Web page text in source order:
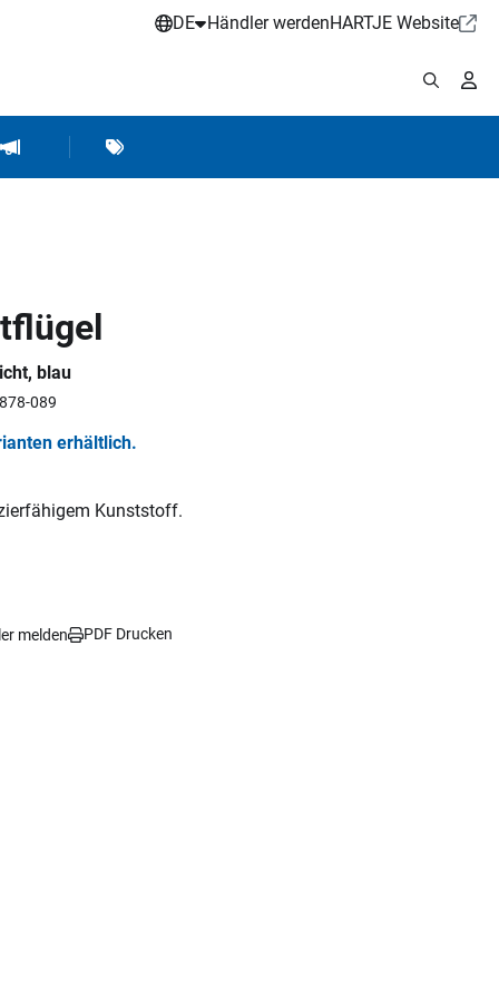
DE Händler werdenHARTJE Website
Hartje MarketingMarken
blau
089
erhältlich.
Kunststoff.
melden PDF Drucken